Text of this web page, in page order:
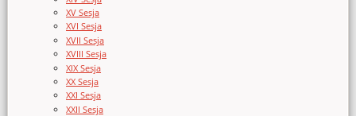
XV Sesja
XVI Sesja
XVII Sesja
XVIII Sesja
XIX Sesja
XX Sesja
XXI Sesja
XXII Sesja